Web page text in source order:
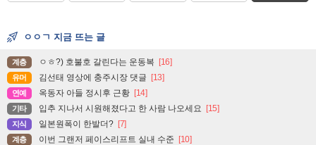
ㅇㅇㄱ 지금 뜨는 글
계층 ㅇㅎ?) 호불호 갈린다는 운동복 [16]
유머 김선태 영상에 충주시장 댓글 [13]
연예 옥동자 아들 정시후 근황 [14]
기타 입추 지나서 시원해졌다고 한 사람 나오세요 [15]
지식 일본원폭이 한발더? [7]
계층 이번 그랜저 페이스리프트 실내 수준 [10]